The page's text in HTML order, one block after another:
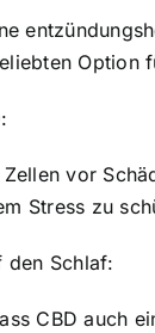
vor
Stress zu
den Schlaf:
CBD auch